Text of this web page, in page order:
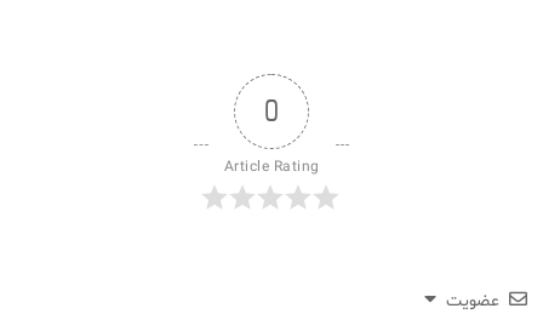
0
Article Rating
عضویت